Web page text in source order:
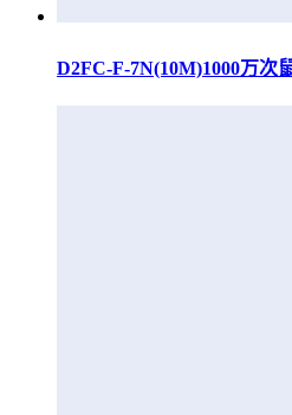
D2FC-F-7N(10M)1000万次